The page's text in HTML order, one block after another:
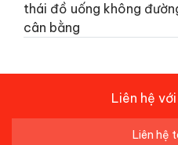
thái đồ uống không
cân bằng
Liên hệ
Liên hệ